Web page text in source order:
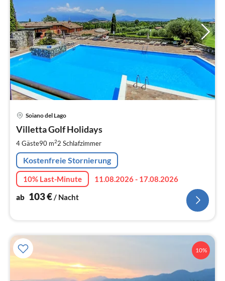
Soiano del Lago
Villetta Golf Holidays
4 Gäste90 m22 Schlafzimmer
Kostenfreie Stornierung
10% Last-Minute
11.08.2026 - 17.08.2026
ab 103€/ Nacht
10%